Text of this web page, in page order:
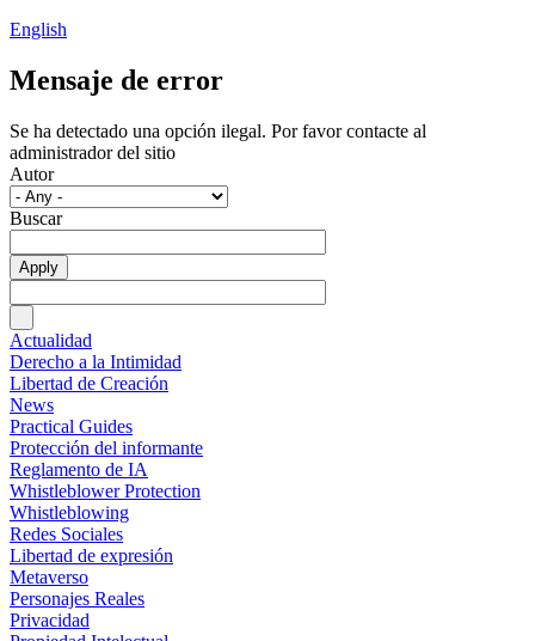
English
Mensaje de error
Se ha detectado una opción ilegal. Por favor contacte al
administrador del sitio
Autor
Buscar
Actualidad
Derecho a la Intimidad
Libertad de Creación
News
Practical Guides
Protección del informante
Reglamento de IA
Whistleblower Protection
Whistleblowing
Redes Sociales
Libertad de expresión
Metaverso
Personajes Reales
Privacidad